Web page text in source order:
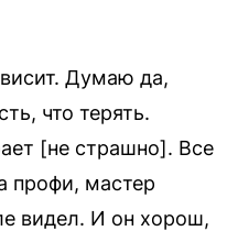
Думаю да,
что терять.
[не страшно]. Все
профи, мастер
видел. И он хорош,